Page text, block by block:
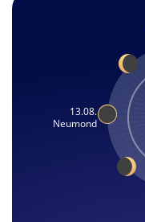
13.08.
Neumond